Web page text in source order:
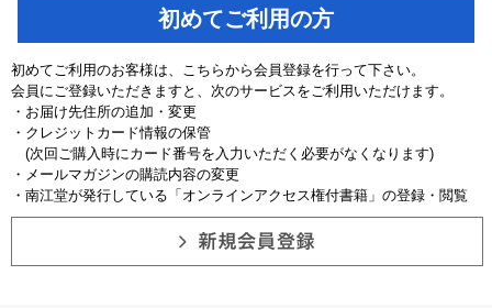
初めてご利用の方
初めてご利用のお客様は、こちらから会員登録を行って下さい。
会員にご登録いただきますと、次のサービスをご利用いただけます。
・お届け先住所の追加・変更
・クレジットカード情報の保管
(次回ご購入時にカード番号を入力いただく必要がなくなります)
・メールマガジンの購読内容の変更
・南江堂が発行している「オンラインアクセス権付書籍」の登録・閲覧